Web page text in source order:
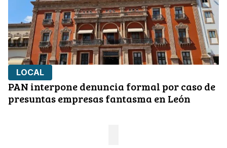
LOCAL
PAN interpone denuncia formal por caso de
presuntas empresas fantasma en León